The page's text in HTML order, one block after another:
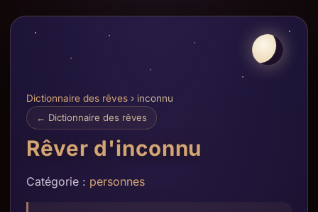
Dictionnaire des rêves › inconnu
← Dictionnaire des rêves
Rêver d'inconnu
Catégorie : personnes